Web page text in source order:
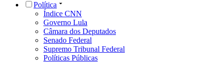
Política
Índice CNN
Governo Lula
Câmara dos Deputados
Senado Federal
Supremo Tribunal Federal
Políticas Públicas